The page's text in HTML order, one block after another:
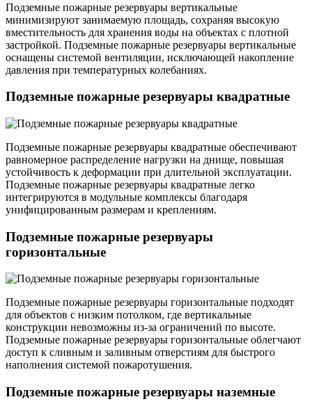
Подземные пожарные резервуары вертикальные
минимизируют занимаемую площадь, сохраняя высокую
вместительность для хранения воды на объектах с плотной
застройкой. Подземные пожарные резервуары вертикальные
оснащены системой вентиляции, исключающей накопление
давления при температурных колебаниях.
Подземные пожарные резервуары квадратные
Подземные пожарные резервуары квадратные обеспечивают
равномерное распределение нагрузки на днище, повышая
устойчивость к деформации при длительной эксплуатации.
Подземные пожарные резервуары квадратные легко
интегрируются в модульные комплексы благодаря
унифицированным размерам и креплениям.
Подземные пожарные резервуары
горизонтальные
Подземные пожарные резервуары горизонтальные подходят
для объектов с низким потолком, где вертикальные
конструкции невозможны из-за ограничений по высоте.
Подземные пожарные резервуары горизонтальные облегчают
доступ к сливным и заливным отверстиям для быстрого
наполнения системой пожаротушения.
Подземные пожарные резервуары наземные